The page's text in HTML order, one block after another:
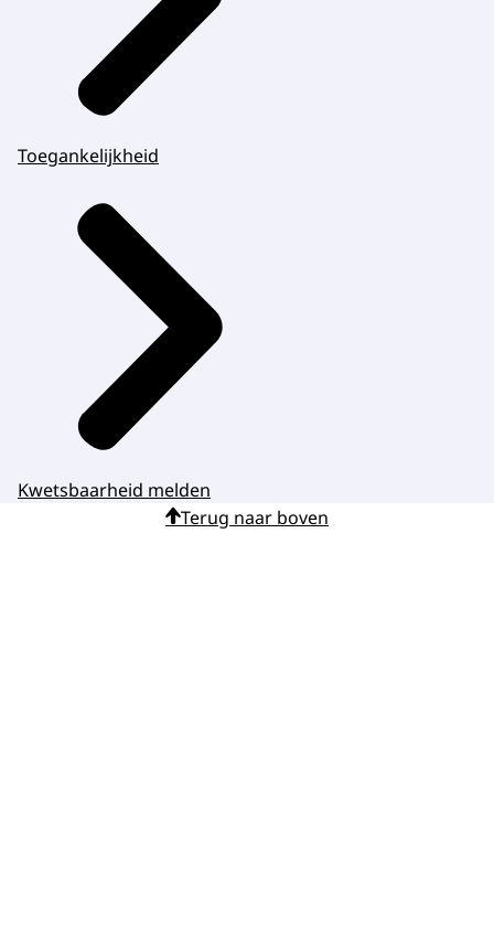
Toegankelijkheid
Kwetsbaarheid melden
Terug naar boven